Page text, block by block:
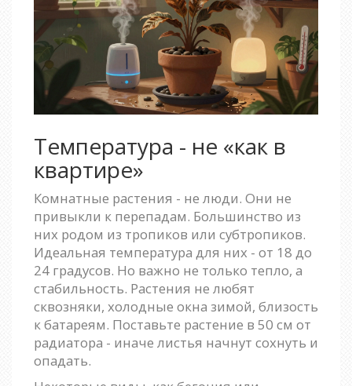
Температура - не «как в
квартире»
Комнатные растения - не люди. Они не
привыкли к перепадам. Большинство из
них родом из тропиков или субтропиков.
Идеальная температура для них - от 18 до
24 градусов. Но важно не только тепло, а
стабильность. Растения не любят
сквозняки, холодные окна зимой, близость
к батареям. Поставьте растение в 50 см от
радиатора - иначе листья начнут сохнуть и
опадать.